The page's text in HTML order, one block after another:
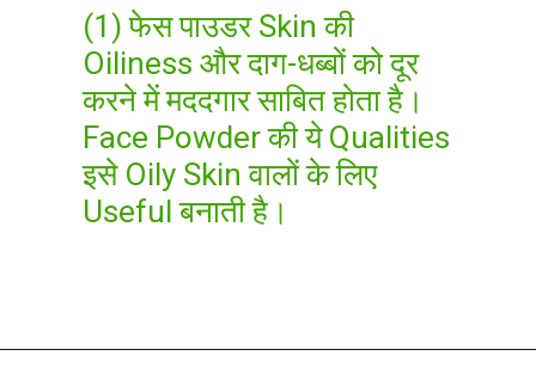
(1) फेस पाउडर Skin की
Oiliness और दाग-धब्बों को दूर
करने में मददगार साबित होता है।
Face Powder की ये Qualities
इसे Oily Skin वालों के लिए
Useful बनाती है।